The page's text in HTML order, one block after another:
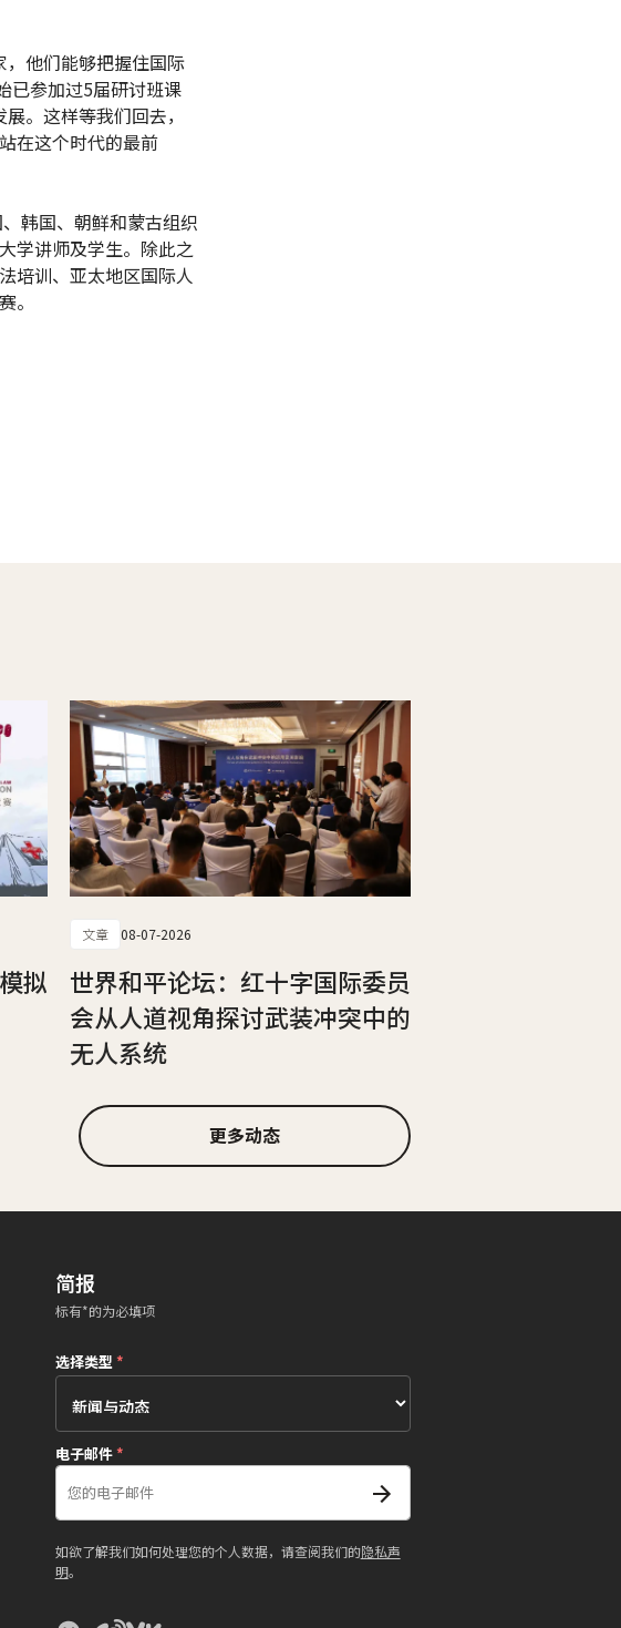
他们能够把握住国际
已参加过5届研讨班课
。这样等我们回去，
在这个时代的最前
韩国、朝鲜和蒙古组织
学讲师及学生。除此之
培训、亚太地区国际人
。
拟
文章 08-07-2026
世界和平论坛：红十字国际委员
会从人道视角探讨武装冲突中的
无人系统
更多动态
简报
标有*的为必填项
选择类型*
电子邮件*
如欲了解我们如何处理您的个人数据，请查阅我们的隐私声
明。